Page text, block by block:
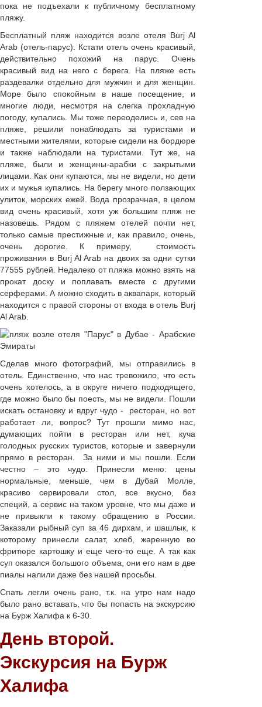
пока не подъехали к публичному бесплатному
пляжу.
Бесплатный пляж находится возле отеля Burj Al
Arab (отель-парус). Кстати отель очень красивый,
действительно похожий на парус. Очень
красивый вид на него с берега. На пляже есть
раздевалки отдельно для мужчин и для женщин.
Море было спокойным в наше посещение, и
многие люди, несмотря на слегка прохладную
погоду, купались. Мы тоже переоделись и, сев на
пляже, решили понаблюдать за туристами и
местными жителями, которые сидели на бордюре
и также наблюдали на туристами. Тут же, на
пляже, были и женщины-арабки с закрытыми
лицами. Как они купаются, мы не видели, но дети
их и мужья купались. На берегу много ползающих
улиток, морских ежей. Вода прозрачная, в целом
вид очень красивый, хотя уж большим пляж не
назовешь. Рядом с пляжем отелей почти нет,
только самые престижные и, как правило, очень,
очень дорогие. К примеру, стоимость
проживания в Burj Al Arab на двоих за одни сутки
77555 рублей. Недалеко от пляжа можно взять на
прокат доску и поплавать вместе с другими
серферами. А можно сходить в аквапарк, который
находится с правой стороны от входа в отель Burj
Al Arab.
Сделав много фотографий, мы отправились в
отель. Единственно, что нас тревожило, что есть
очень хотелось, а в округе ничего подходящего,
где можно было бы поесть, мы не видели. Пошли
искать остановку и вдруг чудо - ресторан, но вот
работает ли, вопрос? Тут прошли мимо нас,
думающих пойти в ресторан или нет, куча
голодных русских туристов, которые и завернули
прямо в ресторан. За ними и мы пошли. Если
честно – это чудо. Принесли меню: цены
нормальные, меньше, чем в Дубай Молле,
красиво сервировали стол, все вкусно, без
специй, а сервис на таком уровне, что мы даже и
не привыкли к такому обращению в России.
Заказали рыбный суп за 46 дирхам, и шашлык, к
которому принесли салат, хлеб, жаренную во
фритюре картошку и еще чего-то еще. А так как
суп оказался большого объема, они его нам в две
пиалы налили даже без нашей просьбы.
Спать легли очень рано, т.к. на утро нам надо
было рано вставать, что бы попасть на экскурсию
на Бурж Халифа к 6-30.
День второй.
Экскурсия на Бурж
Халифа